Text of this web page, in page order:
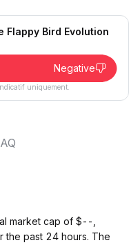
Flappy Bird Evolution
Negative
uniquement.
market cap of $--,
the past 24 hours. The